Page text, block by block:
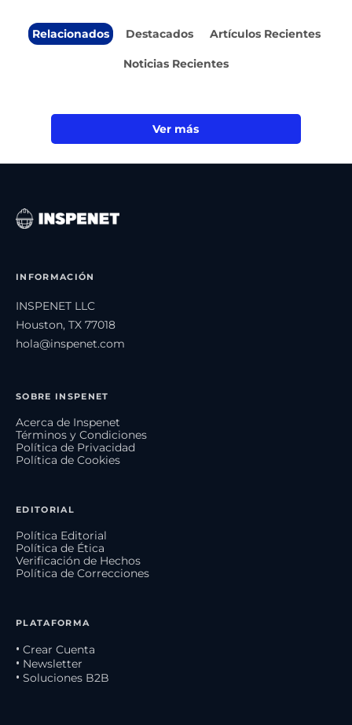
Relacionados Destacados Artículos Recientes
Noticias Recientes
Ver más
INFORMACIÓN
INSPENET LLC
Houston, TX 77018
hola@inspenet.com
SOBRE INSPENET
Acerca de Inspenet
Términos y Condiciones
Política de Privacidad
Política de Cookies
EDITORIAL
Política Editorial
Política de Ética
Verificación de Hechos
Política de Correcciones
PLATAFORMA
• Crear Cuenta
• Newsletter
• Soluciones B2B